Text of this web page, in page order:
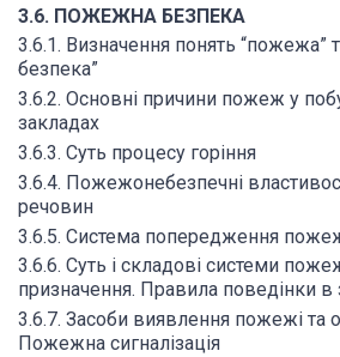
3.6. ПОЖЕЖНА БЕЗПЕКА
3.6.1. Визначення понять “пожежа”
безпека”
3.6.2. Основні причини пожеж у
закладах
3.6.3. Суть процесу горіння
3.6.4. Пожежонебезпечні
речовин
3.6.5. Система попередження
3.6.6. Суть і складові системи
призначення. Правила поведінки в
3.6.7. Засоби виявлення пожежі та
Пожежна сигналізація